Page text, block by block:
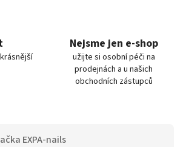
Nejsme jen e-shop
užijte si osobní péči na
prodejnách a u našich
obchodních zástupců
EXPA-nails